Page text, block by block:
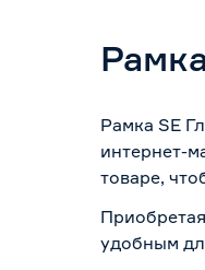
Рамка SE
интернет-
товаре,
удобным